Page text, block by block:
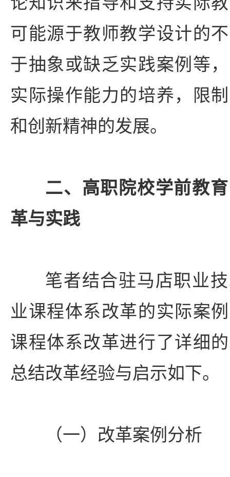
可能源于教师教学设计的
于抽象或缺乏实践案例等
实际操作能力的培养，限
和创新精神的发展。
二、高职院校学前教
革与实践
笔者结合驻马店职业
业课程体系改革的实际案
课程体系改革进行了详细
总结改革经验与启示如下。
（一）改革案例分析